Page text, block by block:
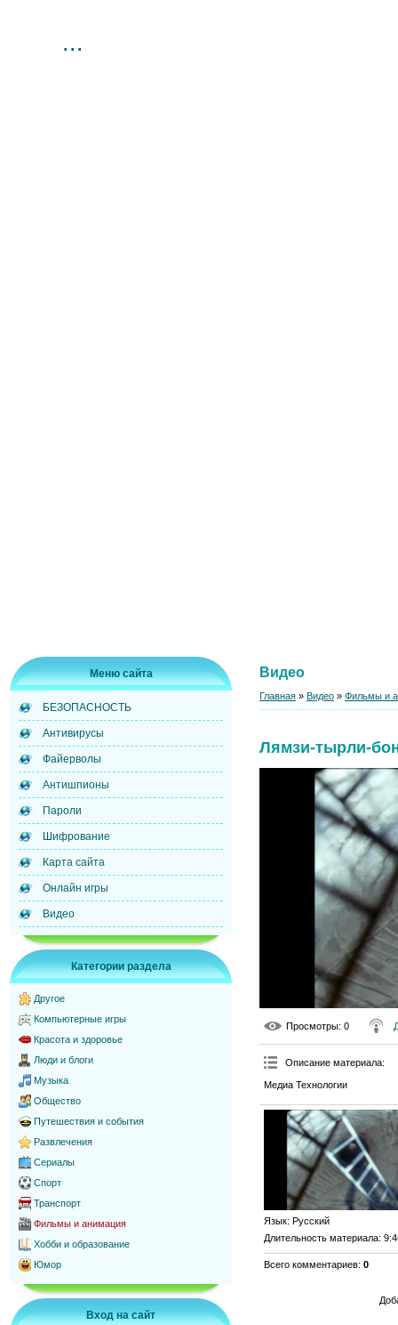
...
Меню сайта
БЕЗОПАСНОСТЬ
Антивирусы
Файерволы
Антишпионы
Пароли
Шифрование
Карта сайта
Онлайн игры
Видео
Категории раздела
Другое
Компьютерные игры
Красота и здоровье
Люди и блоги
Музыка
Общество
Путешествия и события
Развлечения
Сериалы
Спорт
Транспорт
Фильмы и анимация
Хобби и образование
Юмор
Вход на сайт
Видео
Главная » Видео » Фильмы и
Лямзи-тырли-
Просмотры: 0
Описание материала:
Медиа Технологии
Язык: Русский
Длительность материала:
Всего комментариев: 0